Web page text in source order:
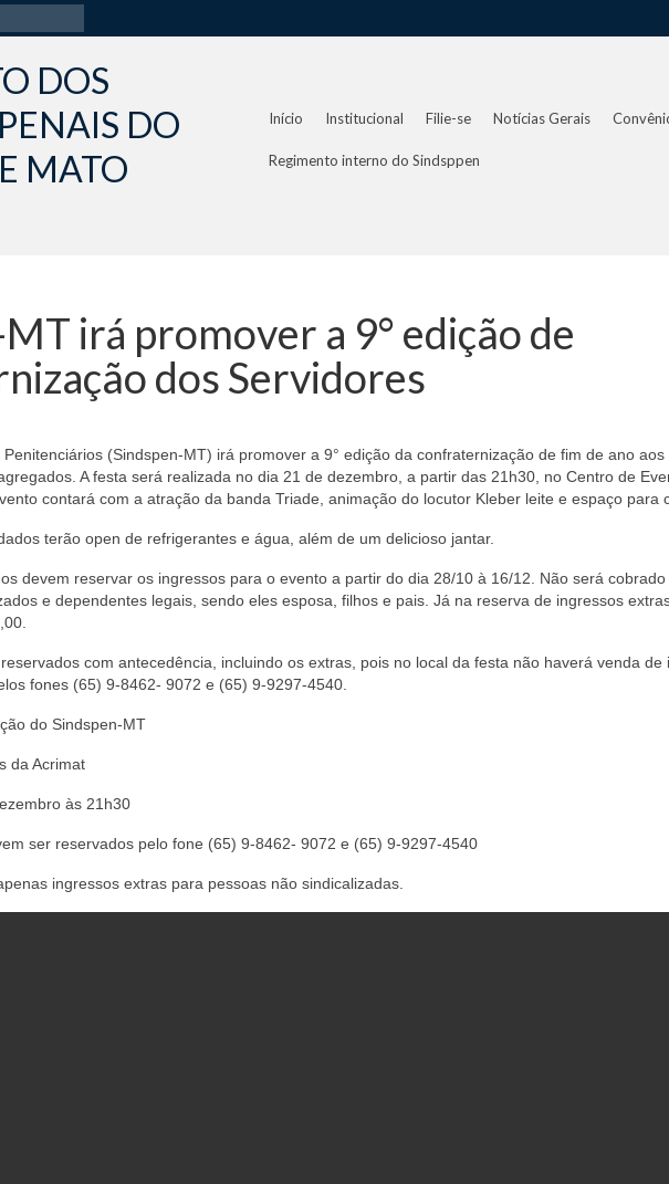
Início Institucional Filie-se Notícias Gerais
Regimento interno do Sindsppen
irá promover a 9° edição de
dos Servidores
(Sindspen-MT) irá promover a 9° edição da confraternização de fim de ano
A festa será realizada no dia 21 de dezembro, a partir das 21h30, no Centro de
contará com a atração da banda Triade, animação do locutor Kleber leite e espaço para
terão open de refrigerantes e água, além de um delicioso jantar.
devem reservar os ingressos para o evento a partir do dia 28/10 à 16/12. Não será
e dependentes legais, sendo eles esposa, filhos e pais. Já na reserva de ingressos
com antecedência, incluindo os extras, pois no local da festa não haverá venda de
fones (65) 9-8462- 9072 e (65) 9-9297-4540.
do Sindspen-MT
da Acrimat
às 21h30
ser reservados pelo fone (65) 9-8462- 9072 e (65) 9-9297-4540
ingressos extras para pessoas não sindicalizadas.